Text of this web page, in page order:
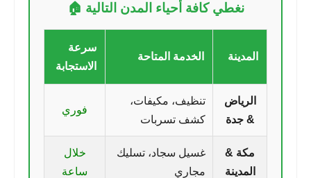
نغطي كافة أحياء المدن التالية 🏠
المدينة الخدمة المتاحة
سرعة
الاستجابة
الرياض
& جدة
تنظيف، مكيفات،
كشف تسربات
فوري
مكة &
المدينة
غسيل سجاد، تسليك
مجاري
خلال
ساعة